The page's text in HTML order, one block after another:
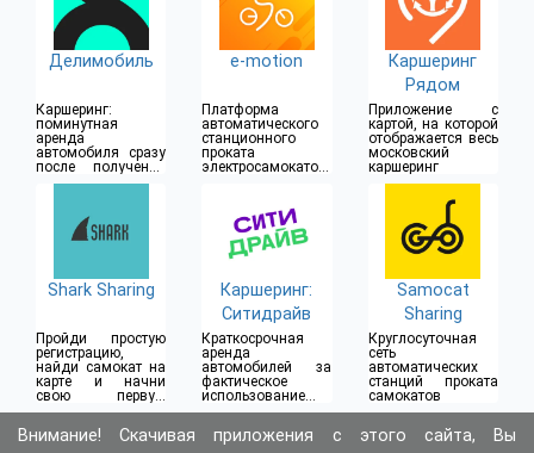
Делимобиль
Каршеринг:
поминутная
аренда
автомобиля сразу
после получения
прав
e-motion
Платформа
автоматического
станционного
проката
электросамокатов
Каршеринг
Рядом
Приложение с
картой, на которой
отображается весь
московский
каршеринг
Shark Sharing
Пройди простую
регистрацию,
найди самокат на
карте и начни
свою первую
поездку
Каршеринг:
Ситидрайв
Краткосрочная
аренда
автомобилей за
фактическое
использование
поминутно
Samocat
Sharing
Круглосуточная
сеть
автоматических
станций проката
самокатов
Внимание! Скачивая приложения с этого сайта, Вы